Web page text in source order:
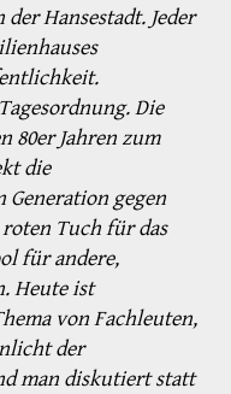
Hansestadt. Jeder
Die
80er Jahren zum
die
gegen
Tuch für das
für andere,
Heute ist
von Fachleuten,
der
man diskutiert statt